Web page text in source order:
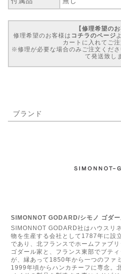
【修理希望のお
修理希望のお客様は コチラのページ
カートに入れてご注
※修理が必要な場合のみご注文くだ
て発送致し
ブランド
SIMONNOT GODARD/シモノ ゴダ
SIMONNOT GODARD社はハウスリ
物を生産する会社として1787年に設
であり、北フランスでホームファブ
ゴダール家と、フランス東部でブテ
が、縁あって1850年から一つのファ
1999年頃からハンカチーフに専念。